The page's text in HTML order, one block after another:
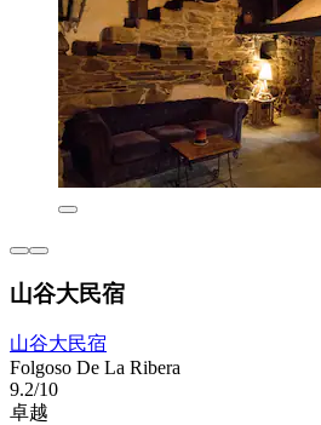
山谷大民宿
山谷大民宿
Folgoso De La Ribera
9.2/10
卓越